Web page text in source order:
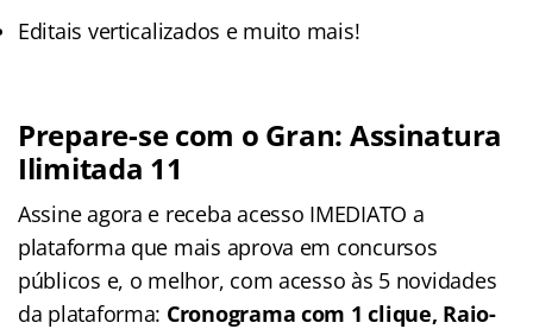
Editais verticalizados e muito mais!
Prepare-se com o Gran: Assinatura
Ilimitada 11
Assine agora e receba acesso IMEDIATO a
plataforma que mais aprova em concursos
públicos e, o melhor, com acesso às 5 novidades
da plataforma: Cronograma com 1 clique, Raio-